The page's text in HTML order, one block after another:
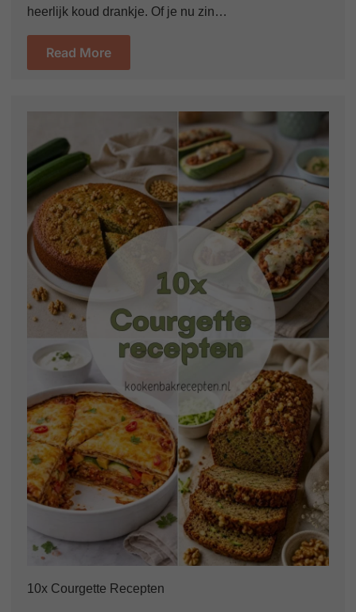
heerlijk koud drankje. Of je nu zin…
Read More
10x Courgette Recepten